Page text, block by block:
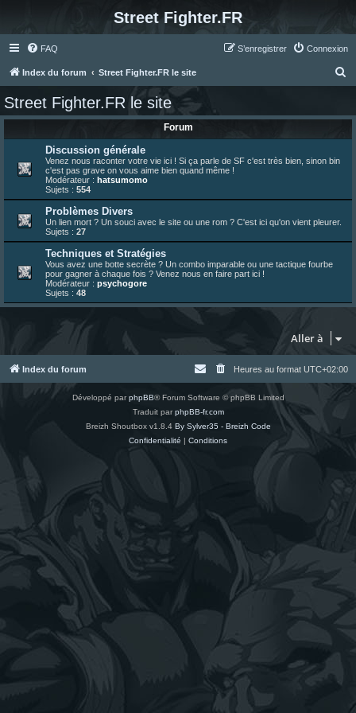
Street Fighter.FR
FAQ Connexion
S’enregistrer
Index du forum Street Fighter.FR le site
r
Street Fighter.FR le site
Forum
Discussion générale
Venez nous raconter votre vie ici ! Si ça parle de SF c'est très bien, sinon bin
c'est pas grave on vous aime bien quand même !
Modérateur : hatsumomo
Sujets : 554
Problèmes Divers
Un lien mort ? Un souci avec le site ou une rom ? C'est ici qu'on vient pleurer.
Sujets : 27
Techniques et Stratégies
Vous avez une botte secrète ? Un combo imparable ou une tactique fourbe
pour gagner à chaque fois ? Venez nous en faire part ici !
Modérateur : psychogore
Sujets : 48
Aller à
Index du forum Heures au format UTC+02:00
Développé parphpBB® Forum Software © phpBB Limited
Traduit par phpBB-fr.com
Breizh Shoutbox v1.8.4 By Sylver35 - Breizh Code
Confidentialité | Conditions